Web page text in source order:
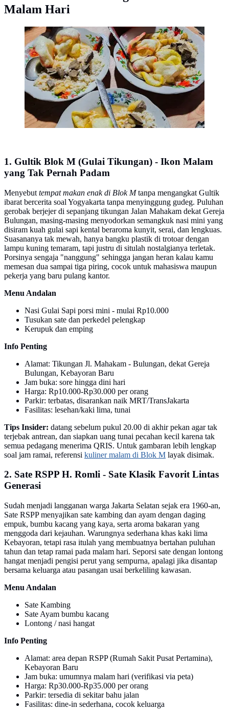
Malam Hari
Gultik Blok M Plaza Pak Agus Budi/ Gmaps Ridwan
Muhammady
1. Gultik Blok M (Gulai Tikungan) - Ikon Malam
yang Tak Pernah Padam
Menyebut tempat makan enak di Blok Mtanpa mengangkat Gultik
ibarat bercerita soal Yogyakarta tanpa menyinggung gudeg. Puluhan
gerobak berjejer di sepanjang tikungan Jalan Mahakam dekat Gereja
Bulungan, masing-masing menyodorkan semangkuk nasi mini yang
disiram kuah gulai sapi kental beraroma kunyit, serai, dan lengkuas.
Suasananya tak mewah, hanya bangku plastik di trotoar dengan
lampu kuning temaram, tapi justru di situlah nostalgianya terletak.
Porsinya sengaja "nanggung" sehingga jangan heran kalau kamu
memesan dua sampai tiga piring, cocok untuk mahasiswa maupun
pekerja yang baru pulang kantor.
Menu Andalan
Nasi Gulai Sapi porsi mini - mulai Rp10.000
Tusukan sate dan perkedel pelengkap
Kerupuk dan emping
Info Penting
Alamat: Tikungan Jl. Mahakam - Bulungan, dekat Gereja
Bulungan, Kebayoran Baru
Jam buka: sore hingga dini hari
Harga: Rp10.000-Rp30.000 per orang
Parkir: terbatas, disarankan naik MRT/TransJakarta
Fasilitas: lesehan/kaki lima, tunai
Tips Insider: datang sebelum pukul 20.00 di akhir pekan agar tak
terjebak antrean, dan siapkan uang tunai pecahan kecil karena tak
semua pedagang menerima QRIS. Untuk gambaran lebih lengkap
soal jam ramai, referensi kuliner malam di Blok M layak disimak.
2. Sate RSPP H. Romli - Sate Klasik Favorit Lintas
Generasi
Sudah menjadi langganan warga Jakarta Selatan sejak era 1960-an,
Sate RSPP menyajikan sate kambing dan ayam dengan daging
empuk, bumbu kacang yang kaya, serta aroma bakaran yang
menggoda dari kejauhan. Warungnya sederhana khas kaki lima
Kebayoran, tetapi rasa itulah yang membuatnya bertahan puluhan
tahun dan tetap ramai pada malam hari. Seporsi sate dengan lontong
hangat menjadi pengisi perut yang sempurna, apalagi jika disantap
bersama keluarga atau pasangan usai berkeliling kawasan.
Menu Andalan
Sate Kambing
Sate Ayam bumbu kacang
Lontong / nasi hangat
Info Penting
Alamat: area depan RSPP (Rumah Sakit Pusat Pertamina),
Kebayoran Baru
Jam buka: umumnya malam hari (verifikasi via peta)
Harga: Rp30.000-Rp35.000 per orang
Parkir: tersedia di sekitar bahu jalan
Fasilitas: dine-in sederhana, cocok keluarga